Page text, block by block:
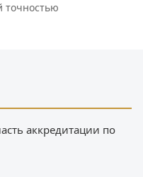
точностью
аккредитации по